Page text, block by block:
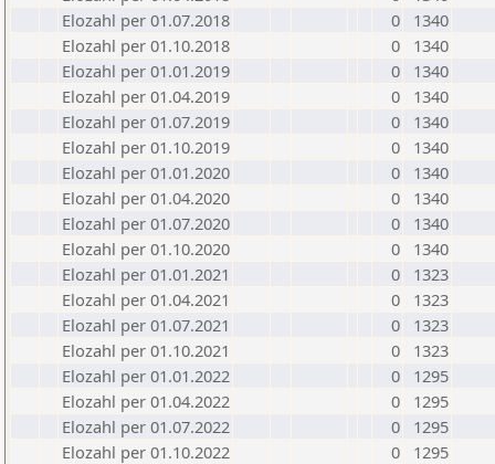
Elozahl per 01.07.2018
0
1340
Elozahl per 01.10.2018
0
1340
Elozahl per 01.01.2019
0
1340
Elozahl per 01.04.2019
0
1340
Elozahl per 01.07.2019
0
1340
Elozahl per 01.10.2019
0
1340
Elozahl per 01.01.2020
0
1340
Elozahl per 01.04.2020
0
1340
Elozahl per 01.07.2020
0
1340
Elozahl per 01.10.2020
0
1340
Elozahl per 01.01.2021
0
1323
Elozahl per 01.04.2021
0
1323
Elozahl per 01.07.2021
0
1323
Elozahl per 01.10.2021
0
1323
Elozahl per 01.01.2022
0
1295
Elozahl per 01.04.2022
0
1295
Elozahl per 01.07.2022
0
1295
Elozahl per 01.10.2022
0
1295